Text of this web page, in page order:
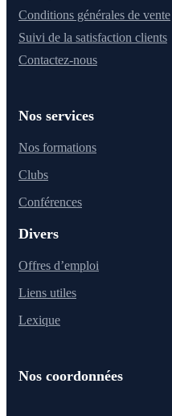
Conditions générales de vente
Suivi de la satisfaction clients
Contactez-nous
Nos services
Nos formations
Clubs
Conférences
Divers
Offres d’emploi
Liens utiles
Lexique
Nos coordonnées